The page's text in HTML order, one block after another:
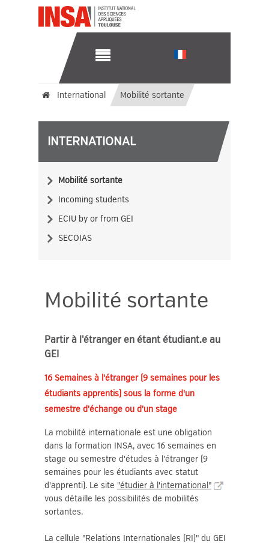
International Mobilité sortante
INTERNATIONAL
Mobilité sortante
Incoming students
ECIU by or from GEI
SECOIAS
Mobilité sortante
Partir à l'étranger en étant étudiant.e au
GEI
16 Semaines à l'étranger (9 semaines pour les
étudiants apprentis) sous la forme d'un
semestre d'échange ou d'un stage
La mobilité internationale est une obligation
dans la formation INSA, avec 16 semaines en
stage ou semestre d'études à l'étranger (9
semaines pour les étudiants avec statut
d'apprenti). Le site "étudier à l'international"
vous détaille les possibilités de mobilités
sortantes.
La cellule "Relations Internationales (RI)" du GEI